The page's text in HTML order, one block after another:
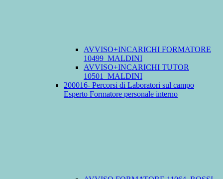
AVVISO+INCARICHI FORMATORE
10499_MALDINI
AVVISO+INCARICHI TUTOR
10501_MALDINI
200016- Percorsi di Laboratori sul campo
Esperto Formatore personale interno